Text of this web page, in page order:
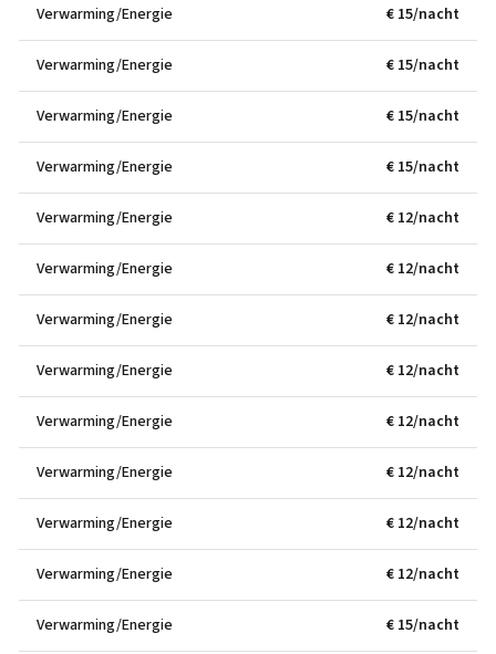
Verwarming/Energie € 15/nacht
Verwarming/Energie € 15/nacht
Verwarming/Energie € 15/nacht
Verwarming/Energie € 15/nacht
Verwarming/Energie € 12/nacht
Verwarming/Energie € 12/nacht
Verwarming/Energie € 12/nacht
Verwarming/Energie € 12/nacht
Verwarming/Energie € 12/nacht
Verwarming/Energie € 12/nacht
Verwarming/Energie € 12/nacht
Verwarming/Energie € 12/nacht
Verwarming/Energie € 15/nacht